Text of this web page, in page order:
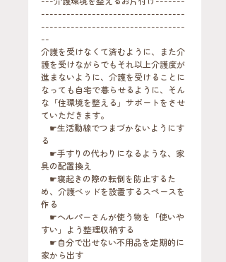
----------------------------------
----------------------------------
--
介護を受けなくて済むように、また介
護を受けながらでもそれ以上介護度が
進まないように、介護を受けることに
なっても自宅で暮らせるように、そん
な「住環境を整える」サポートをさせ
ていただきます。
☛生活動線でつまづかないようにす
る
☛手すりの代わりになるような、家
具の配置換え
☛寝起きの際の転倒を防止するた
め、介護ベッドを設置するスペースを
作る
☛ヘルパーさんが使う物を「使いや
すい」よう整理収納する
☛自分で出せない不用品を定期的に
家から出す